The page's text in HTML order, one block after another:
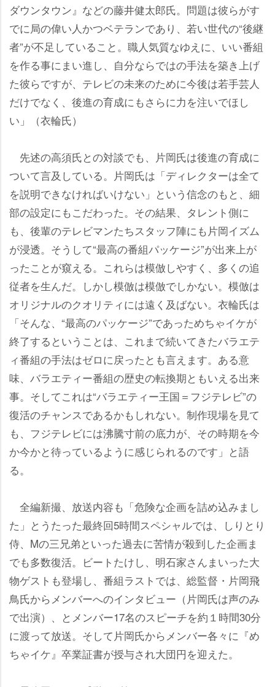
ダウンタウン』などの藤井健太郎氏。問題は彼らがす
でに局の偉い人かつベテランであり、若い世代の“後継
者”が不足していること。職人気質なゆえに、いい番組
を作る事にまい進し、自分ならではの手法を築き上げ
た彼らですが、テレビの未来のために今後は若手芸人
だけでなく、後進の育成にもさらに力を注いでほし
い」（衣輪氏）
先述の高須氏との対談でも、片岡氏は後進の育成に
ついて言及している。片岡氏は「ディレクターは全て
を説明できなければいけない」という信念のもと、細
部の設定にもこだわった。その結果、タレント側に
も、後輩のテレビマンたちスタッフ陣にも片岡イズム
が浸透。そうして“最高の番組パッケージ”が出来上が
ったことが窺える。これらは模倣しやすく、多くの追
従者を生んだ。しかし模倣は模倣でしかない。模倣は
オリジナルのクオリティには遠く及ばない。衣輪氏は
「そんな、“最高のパッケージ”であっためちゃイケが
終了するということは、これまで続いてきたバラエテ
ィ番組の手法はゼロに戻ったとも言えます。ある意
味、バラエティー番組の歴史の転換期ともいえる出来
事。そしてこれは“バラエティー王国＝フジテレビ”の
復活のチャンスであるかもしれない。制作現場を見て
も、フジテレビには沸騰寸前の底力が、その時期を今
か今かと待っているように感じられるのです」と語
る。
全編新撮、放送内容も「危険な企画を詰め込みまし
た」とうたった最終回5時間スペシャルでは、しりとり
侍、Mの三兄弟といった過去に苦情が殺到した企画ま
でも多数復活。ビートたけし、明石家さんまいった大
物ゲストも登場し、番組ラストでは、総監督・片岡飛
鳥氏からメンバーへのインタビュー（片岡氏は声のみ
で出演）、とメンバー17名のスピーチを約１時間30分
に渡って放送。そして片岡氏からメンバー各々に『め
ちゃイケ』卒業証書が授与され大団円を迎えた。